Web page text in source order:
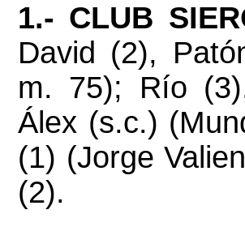
1.- CLUB
David (2),
m. 75); Río
Álex (s.c.)
(1) (Jorge
(2).